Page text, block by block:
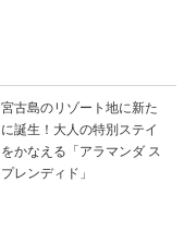
宮古島のリゾート地に新た
に誕生！大人の特別ステイ
をかなえる「アラマンダ ス
プレンディド」